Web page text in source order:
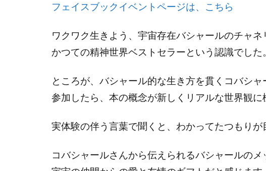
フェイスブックイベントページは、こちら
ワクワク生きよう、宇宙存在バシャールのチャネ
かつての精神世界ベストセラーという認識でした。
ところが、バシャール的な生き方を貫くコバシ
参加したら、本の概念が新しくリアルな世界観に
実体験の伴う言葉で聞くと、わかってたつもりが
コバシャールさんから伝えられるバシャールのメ